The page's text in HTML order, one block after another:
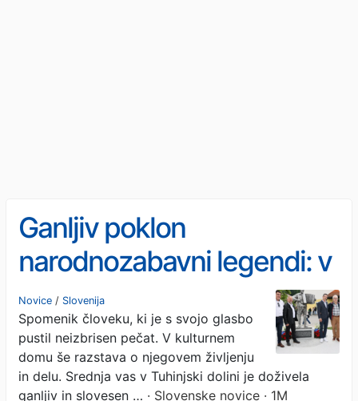
Ganljiv poklon
narodnozabavni legendi: v
Tuhinjski dolini dobil svoj
železni kip
Novice / Slovenija
Spomenik človeku, ki je s svojo glasbo
pustil neizbrisen pečat. V kulturnem
domu še razstava o njegovem življenju
in delu. Srednja vas v Tuhinjski dolini je doživela
ganljiv in slovesen … · Slovenske novice · 1M